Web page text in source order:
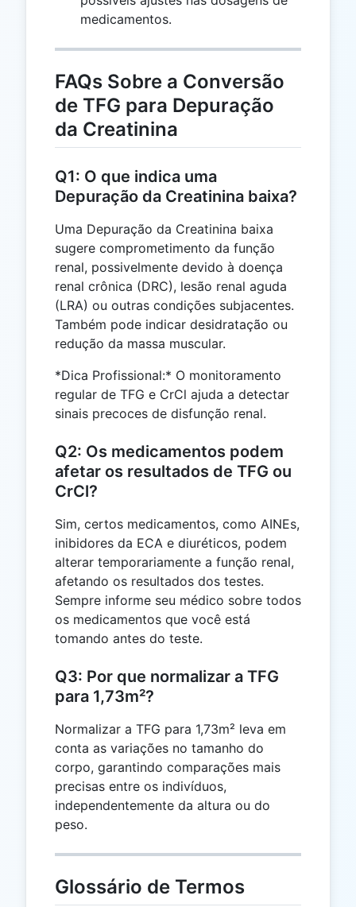
medicamentos.
FAQs Sobre a Conversão
de TFG para Depuração
da Creatinina
Q1: O que indica uma
Depuração da Creatinina baixa?
Uma Depuração da Creatinina baixa
sugere comprometimento da função
renal, possivelmente devido à doença
renal crônica (DRC), lesão renal aguda
(LRA) ou outras condições subjacentes.
Também pode indicar desidratação ou
redução da massa muscular.
*Dica Profissional:* O monitoramento
regular de TFG e CrCl ajuda a detectar
sinais precoces de disfunção renal.
Q2: Os medicamentos podem
afetar os resultados de TFG ou
CrCl?
Sim, certos medicamentos, como AINEs,
inibidores da ECA e diuréticos, podem
alterar temporariamente a função renal,
afetando os resultados dos testes.
Sempre informe seu médico sobre todos
os medicamentos que você está
tomando antes do teste.
Q3: Por que normalizar a TFG
para 1,73m²?
Normalizar a TFG para 1,73m² leva em
conta as variações no tamanho do
corpo, garantindo comparações mais
precisas entre os indivíduos,
independentemente da altura ou do
peso.
Glossário de Termos